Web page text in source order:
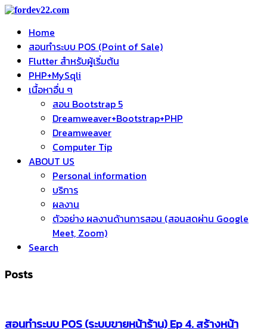
Home
สอนทำระบบ POS (Point of Sale)
Flutter สำหรับผู้เริ่มต้น
PHP+MySqli
เนื้อหาอื่น ๆ
สอน Bootstrap 5
Dreamweaver+Bootstrap+PHP
Dreamweaver
Computer Tip
ABOUT US
Personal information
บริการ
ผลงาน
ตัวอย่าง ผลงานด้านการสอน (สอนสดผ่าน Google
Meet, Zoom)
Search
Posts
สอนทำระบบ POS (ระบบขายหน้าร้าน) Ep 4. สร้างหน้า